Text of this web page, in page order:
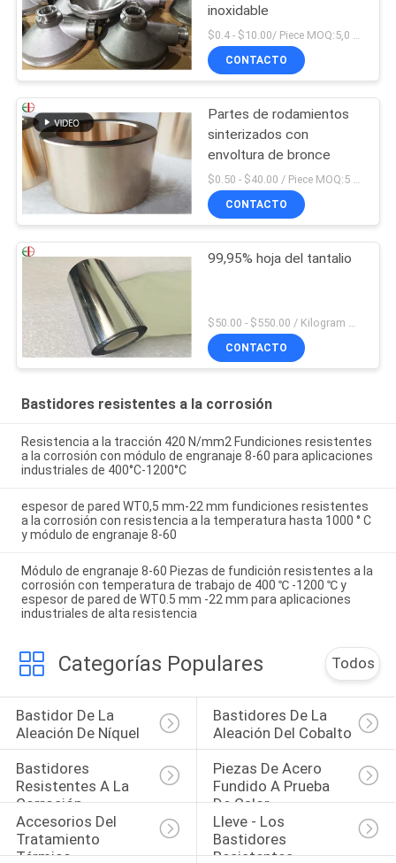
inoxidable
CONTACTO
Partes de rodamientos
sinterizados con
envoltura de bronce
CONTACTO
99,95% hoja del tantalio
$50.00 - $550.00 / Kilogram MOQ:2 kilogramos
CONTACTO
Bastidores resistentes a la corrosión
Resistencia a la tracción 420 N/mm2 Fundiciones resistentes
a la corrosión con módulo de engranaje 8-60 para aplicaciones
industriales de 400°C-1200°C
espesor de pared WT0,5 mm-22 mm fundiciones resistentes
a la corrosión con resistencia a la temperatura hasta 1000 ° C
y módulo de engranaje 8-60
Módulo de engranaje 8-60 Piezas de fundición resistentes a la
corrosión con temperatura de trabajo de 400 ℃ -1200 ℃ y
espesor de pared de WT0.5 mm -22 mm para aplicaciones
industriales de alta resistencia
Categorías Populares Todos
Bastidor De La
Aleación De Níquel
Bastidores De La
Aleación Del Cobalto
Bastidores
Resistentes A La
Corrosión
Piezas De Acero
Fundido A Prueba
De Calor
Accesorios Del
Tratamiento
Térmico
Lleve - Los
Bastidores
Resistentes